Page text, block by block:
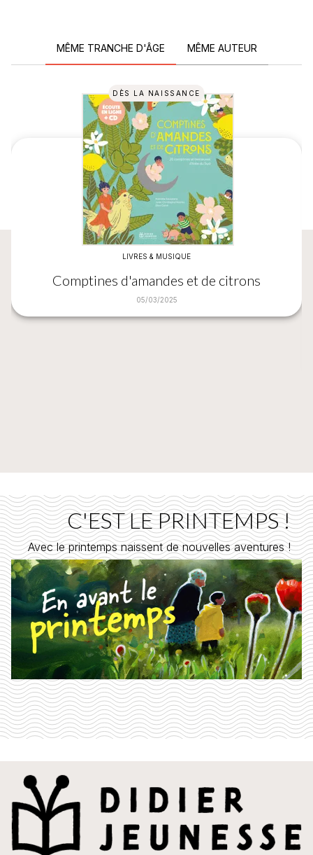
MÊME TRANCHE D'ÂGE MÊME AUTEUR
DÈS LA NAISSANCE
LIVRES & MUSIQUE
Comptines d'amandes et de citrons
05/03/2025
C'EST LE PRINTEMPS !
Avec le printemps naissent de nouvelles aventures !